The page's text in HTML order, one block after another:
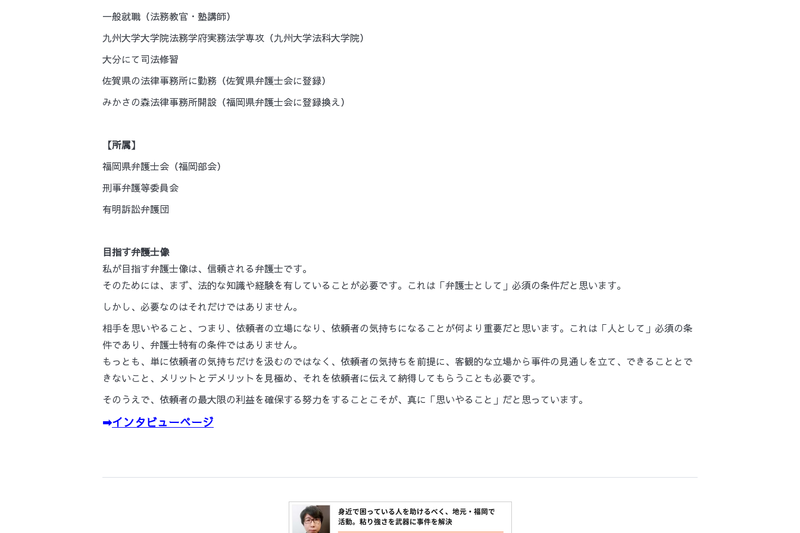
一般就職（法務教官・塾講師）
九州大学大学院法務学府実務法学専攻（九州大学法科大学院）
大分にて司法修習
佐賀県の法律事務所に勤務（佐賀県弁護士会に登録）
みかさの森法律事務所開設（福岡県弁護士会に登録換え）
【所属】
福岡県弁護士会（福岡部会）
刑事弁護等委員会
有明訴訟弁護団
目指す弁護士像
私が目指す弁護士像は、信頼される弁護士です。
そのためには、まず、法的な知識や経験を有していることが必要です。 これは「弁護士として」必須の条件だと思います。
しかし、必要なのはそれだけではありません。
相手を思いやること、つまり、依頼者の立場になり、依頼者の気持ちになることが何より重要だと思います。 これは「人として」必須の条
件であり、弁護士特有の条件ではありません。
もっとも、単に依頼者の気持ちだけを汲むのではなく、依頼者の気持ちを前提に、客観的な立場から事件の見通しを立て、できることとで
きないこと、メリットとデメリットを見極め、それを依頼者に伝えて納得してもらうことも必要です。
そのうえで、依頼者の最大限の利益を確保する努力をすることこそが、真に「思いやること」だと思っています。
➡インタビューページ